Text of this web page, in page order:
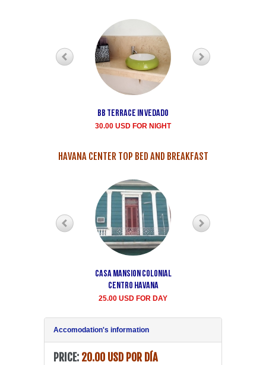
Bb terrace In Vedado
30.00 USD FOR NIGHT
HAVANA CENTER TOP BED AND BREAKFAST
Casa Mansion Colonial
Centro Havana
25.00 USD FOR DAY
Accomodation's information
PRICE: 20.00 USD POR DÍA